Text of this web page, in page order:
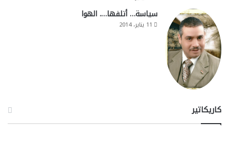
سياسة… أتلفها…. الهوا
11 يناير، 2014
كاريكاتير